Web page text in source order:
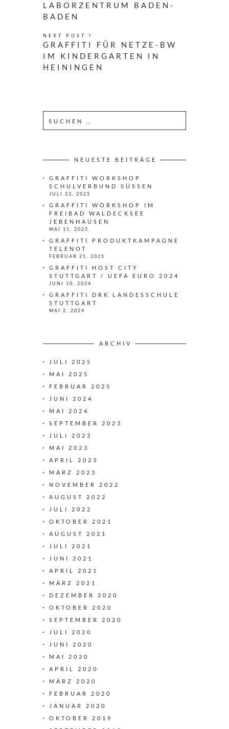
LABORZENTRUM BADEN-
BADEN
NEXT POST
GRAFFITI FÜR NETZE-BW
IM KINDERGARTEN IN
HEININGEN
e
n
NEUESTE BEITRÄGE
GRAFFITI WORKSHOP
SCHULVERBUND SÜSSEN
JULI 23, 2025
GRAFFITI WORKSHOP IM
FREIBAD WALDECKSEE
JEBENHAUSEN
MAI 11, 2025
GRAFFITI PRODUKTKAMPAGNE
TELENOT
FEBRUAR 21, 2025
GRAFFITI HOST CITY
STUTTGART / UEFA EURO 2024
JUNI 10, 2024
GRAFFITI DRK LANDESSCHULE
STUTTGART
MAI 2, 2024
ARCHIV
JULI 2025
MAI 2025
FEBRUAR 2025
JUNI 2024
MAI 2024
SEPTEMBER 2023
JULI 2023
MAI 2023
APRIL 2023
MÄRZ 2023
NOVEMBER 2022
AUGUST 2022
JULI 2022
OKTOBER 2021
AUGUST 2021
JULI 2021
JUNI 2021
APRIL 2021
MÄRZ 2021
DEZEMBER 2020
OKTOBER 2020
SEPTEMBER 2020
JULI 2020
JUNI 2020
MAI 2020
APRIL 2020
MÄRZ 2020
FEBRUAR 2020
JANUAR 2020
OKTOBER 2019